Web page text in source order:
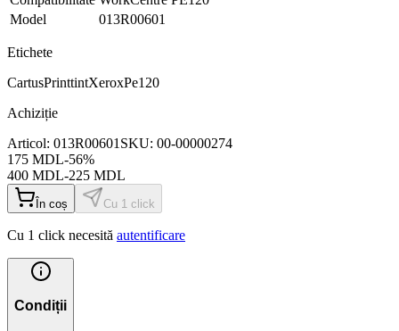
Model
013R00601
Etichete
CartusPrinttintXeroxPe120
Achiziție
Articol: 013R00601 SKU: 00-00000274
175 MDL-56%
400 MDL-225 MDL
În coș Cu 1 click
Cu 1 click necesită autentificare
Condiții